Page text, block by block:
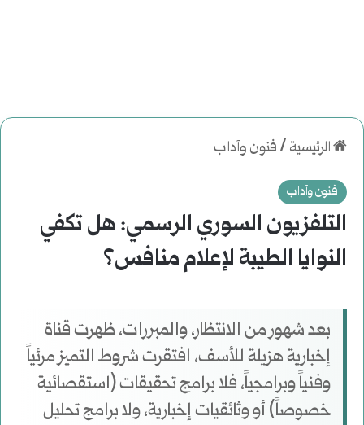
الرئيسية /فنون وآداب
فنون وآداب
التلفزيون السوري الرسمي: هل تكفي
النوايا الطيبة لإعلام منافس؟
بعد شهور من الانتظار، والمبررات، ظهرت قناة
إخبارية هزيلة للأسف، افتقرت شروط التميز مرئياً
وفنياً وبرامجياً، فلا برامج تحقيقات (استقصائية
خصوصاً) أو وثائقيات إخبارية، ولا برامج تحليل